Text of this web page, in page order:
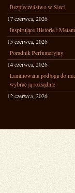
Bezpieczeństwo w Sieci
17 czerwca, 2026
Inspirujące Historie i
15 czerwca, 2026
Poradnik Perfumeryjny
14 czerwca, 2026
Laminowana podłoga do
wybrać ją rozsądnie
12 czerwca, 2026